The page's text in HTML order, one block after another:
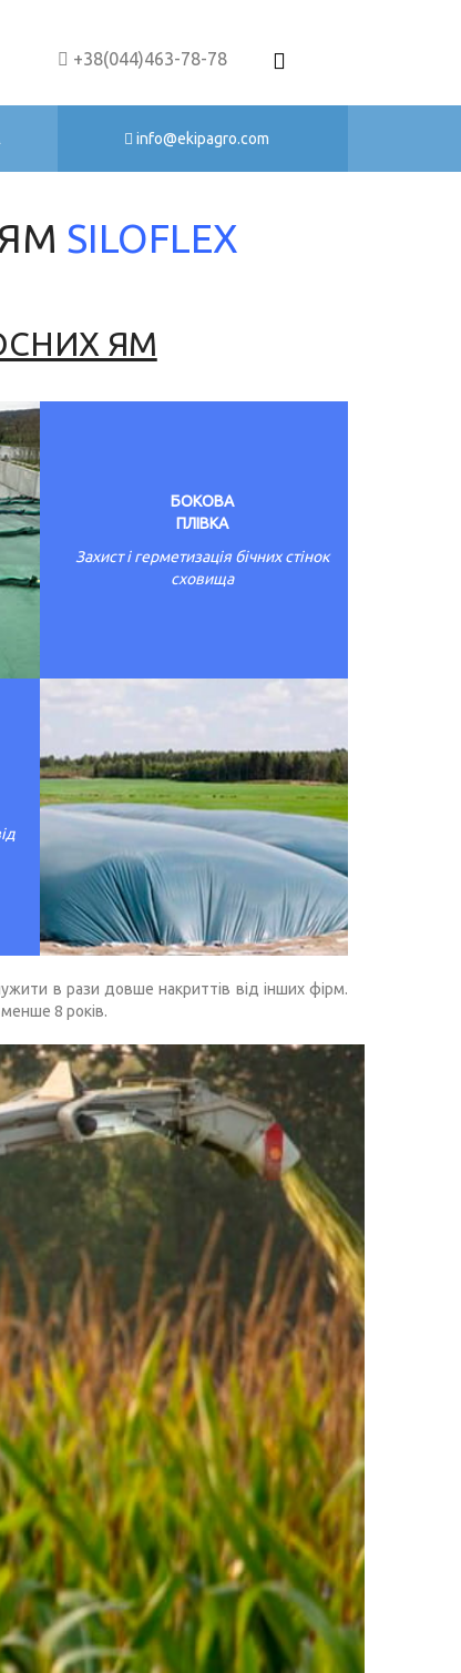
+38(044)463-78-78
info@ekipagro.com
SILOFLEX
ЯМ
БОКОВА
ПЛІВКА
Захист і герметизація бічних стінок
сховища
в рази довше накриттів від інших фірм.
8 років.